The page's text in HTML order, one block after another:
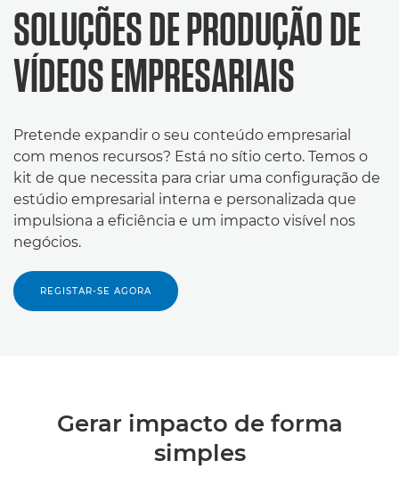
SOLUÇÕES DE PRODUÇÃO DE
VÍDEOS EMPRESARIAIS
Pretende expandir o seu conteúdo empresarial
com menos recursos? Está no sítio certo. Temos o
kit de que necessita para criar uma configuração de
estúdio empresarial interna e personalizada que
impulsiona a eficiência e um impacto visível nos
negócios.
REGISTAR-SE AGORA
Gerar impacto de forma
simples